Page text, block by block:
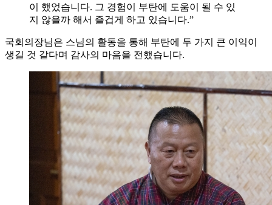
이 했었습니다. 그 경험이 부탄에 도움이 될 수 있
지 않을까 해서 즐겁게 하고 있습니다.”
국회의장님은 스님의 활동을 통해 부탄에 두 가지 큰 이익이
생길 것 같다며 감사의 마음을 전했습니다.